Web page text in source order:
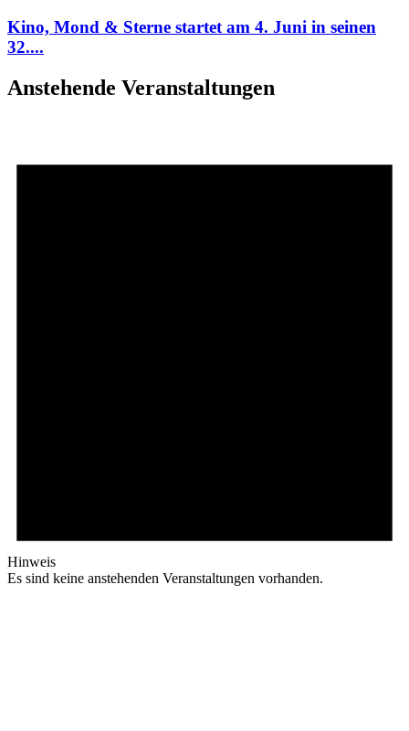
Kino, Mond & Sterne startet am 4. Juni in seinen
32....
Anstehende Veranstaltungen
Hinweis
Es sind keine anstehenden Veranstaltungen vorhanden.